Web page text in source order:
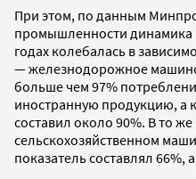
При этом, по данным
промышленности динамика
годах колебалась в
— железнодорожное
больше чем 97%
иностранную продукцию, а
составил около 90%. В то
сельскохозяйственном
показатель составлял 66%,